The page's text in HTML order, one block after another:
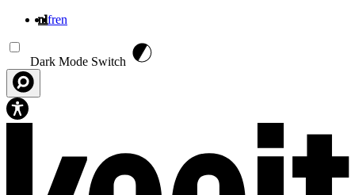
nlfren
Dark Mode Switch